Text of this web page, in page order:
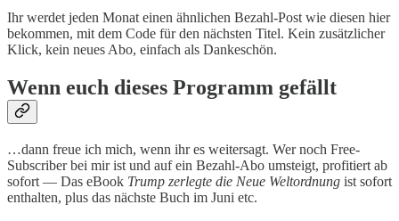
Ihr werdet jeden Monat einen ähnlichen Bezahl-Post wie diesen hier
bekommen, mit dem Code für den nächsten Titel. Kein zusätzlicher
Klick, kein neues Abo, einfach als Dankeschön.
Wenn euch dieses Programm gefällt
…dann freue ich mich, wenn ihr es weitersagt. Wer noch Free-
Subscriber bei mir ist und auf ein Bezahl-Abo umsteigt, profitiert ab
sofort — Das eBook Trump zerlegte die Neue Weltordnung ist sofort
enthalten, plus das nächste Buch im Juni etc.